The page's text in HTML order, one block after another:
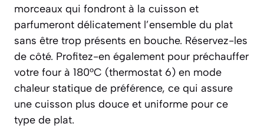
morceaux qui fondront à la cuisson et
parfumeront délicatement l’ensemble du plat
sans être trop présents en bouche. Réservez-les
de côté. Profitez-en également pour préchauffer
votre four à 180°C (thermostat 6) en mode
chaleur statique de préférence, ce qui assure
une cuisson plus douce et uniforme pour ce
type de plat.